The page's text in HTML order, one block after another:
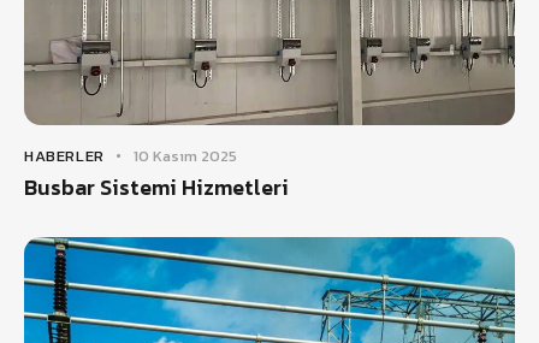
HABERLER 10 Kasım 2025
Busbar Sistemi Hizmetleri